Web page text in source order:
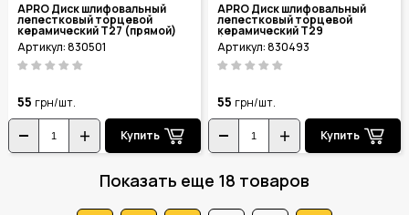
APRO Диск шлифовальный
лепестковый торцевой
керамический Т27 (прямой)
Ø125мм P120 830501
Артикул: 830501
55 грн/шт.
Купить
APRO Диск шлифовальный
лепестковый торцевой
керамический Т29
(конический) Ø125мм P120
830493
Артикул: 830493
55 грн/шт.
Купить
Показать еще 18 товаров